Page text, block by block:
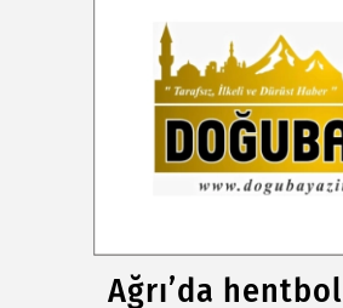
Ağrı’da